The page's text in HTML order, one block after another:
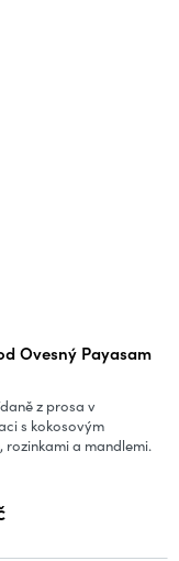
Ovesný Payasam
z prosa v
s kokosovým
rozinkami a mandlemi.